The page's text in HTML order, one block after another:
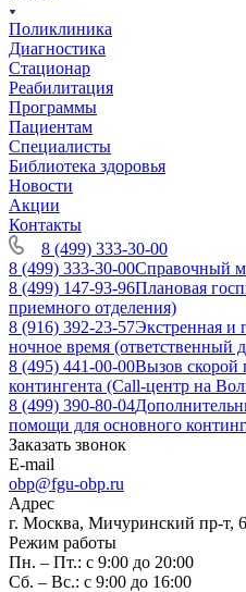
Поликлиника
Диагностика
Стационар
Реабилитация
Программы
Пациентам
Специалисты
Библиотека здоровья
Новости
Акции
Контакты
8 (499) 333-30-00
8 (499) 333-30-00Справочный
8 (499) 147-93-96Плановая
приемного отделения)
8 (916) 392-23-57Экстренная и
ночное время (ответственный
8 (495) 441-00-00Вызов скорой
контингента (Call-центр на
8 (499) 390-80-04
помощи для основного
Заказать звонок
E-mail
obp@fgu-obp.ru
Адрес
г. Москва, Мичуринский пр-т,
Режим работы
Пн. – Пт.: с 9:00 до 20:00
Сб. – Вс.: с 9:00 до 16:00